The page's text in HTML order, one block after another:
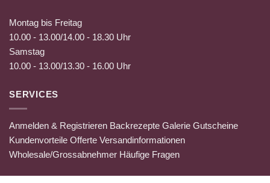
Montag bis Freitag
10.00 - 13.00/14.00 - 18.30 Uhr
Samstag
10.00 - 13.00/13.30 - 16.00 Uhr
SERVICES
Anmelden & Registrieren Backrezepte Galerie Gutscheine
Kundenvorteile Offerte Versandinformationen
Wholesale/Grossabnehmer Häufige Fragen